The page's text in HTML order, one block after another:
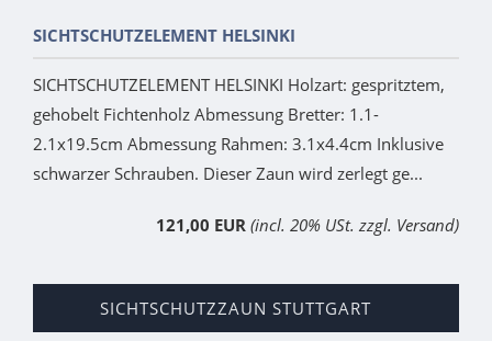
SICHTSCHUTZELEMENT HELSINKI
SICHTSCHUTZELEMENT HELSINKI Holzart: gespritztem,
gehobelt Fichtenholz Abmessung Bretter: 1.1-
2.1x19.5cm Abmessung Rahmen: 3.1x4.4cm Inklusive
schwarzer Schrauben. Dieser Zaun wird zerlegt ge...
121,00 EUR (incl. 20% USt. zzgl. Versand)
SICHTSCHUTZZAUN STUTTGART